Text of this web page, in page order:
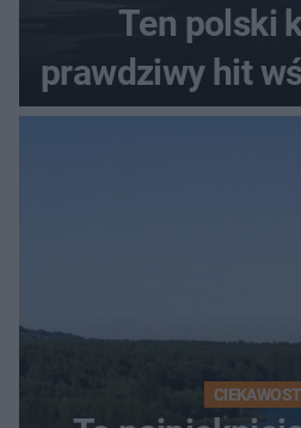
Ten polski
prawdziwy hit